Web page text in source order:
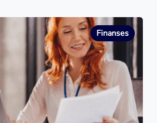
Finanses